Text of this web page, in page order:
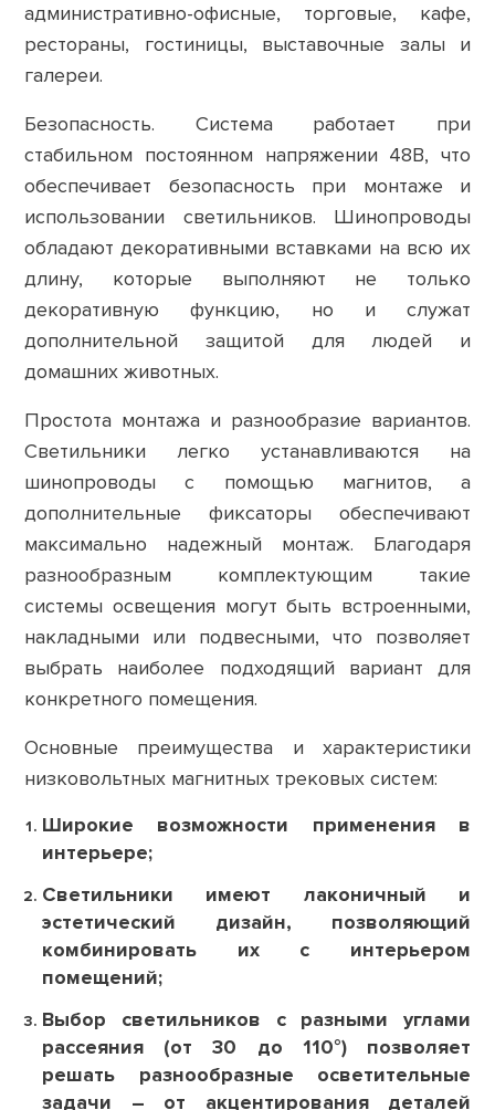
административно-офисные, торговые, кафе,
рестораны, гостиницы, выставочные залы и
галереи.
Безопасность. Система работает при
стабильном постоянном напряжении 48В, что
обеспечивает безопасность при монтаже и
использовании светильников. Шинопроводы
обладают декоративными вставками на всю их
длину, которые выполняют не только
декоративную функцию, но и служат
дополнительной защитой для людей и
домашних животных.
Простота монтажа и разнообразие вариантов.
Светильники легко устанавливаются на
шинопроводы с помощью магнитов, а
дополнительные фиксаторы обеспечивают
максимально надежный монтаж. Благодаря
разнообразным комплектующим такие
системы освещения могут быть встроенными,
накладными или подвесными, что позволяет
выбрать наиболее подходящий вариант для
конкретного помещения.
Основные преимущества и характеристики
низковольтных магнитных трековых систем:
Широкие возможности применения в
интерьере;
Светильники имеют лаконичный и
эстетический дизайн, позволяющий
комбинировать их с интерьером
помещений;
Выбор светильников с разными углами
рассеяния (от 30 до 110°) позволяет
решать разнообразные осветительные
задачи – от акцентирования деталей